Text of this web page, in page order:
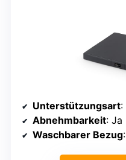
Unterstützungsart:
Abnehmbarkeit: Ja
Waschbarer Bezug